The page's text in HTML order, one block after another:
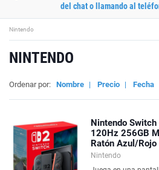
del chat o llamando al
Nintendo
NINTENDO
Ordenar por: Nombre | Precio | Fecha
Nintendo Switch
120Hz 256GB
Ratón Azul/Rojo
Nintendo